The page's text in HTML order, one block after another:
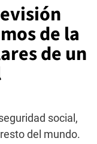
de la
de un
social,
del mundo.